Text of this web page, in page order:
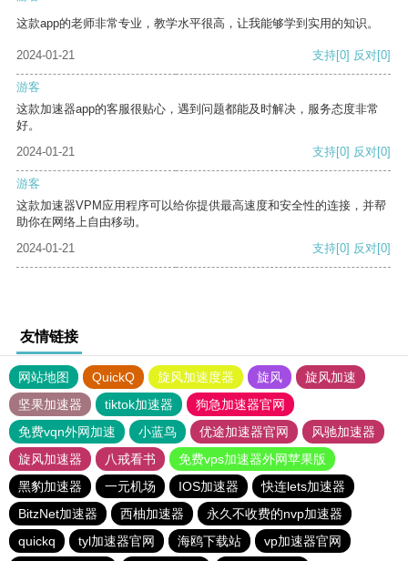
这款app的老师非常专业，教学水平很高，让我能够学到实用的知识。
2024-01-21 支持[0] 反对[0]
游客
这款加速器app的客服很贴心，遇到问题都能及时解决，服务态度非常
好。
2024-01-21
支持[0] 反对[0]
游客
这款加速器VPM应用程序可以给你提供最高速度和安全性的连接，并帮
助你在网络上自由移动。
2024-01-21
支持[0] 反对[0]
友情链接
网站地图 QuickQ 旋风加速度器 旋风
旋风加速
坚果加速器
tiktok加速器
狗急加速器官网
免费vqn外网加速
小蓝鸟 优途加速器官网
风驰加速器
旋风加速器
八戒看书
免费vps加速器外网苹果版
黑豹加速器
一元机场 IOS加速器
快连lets加速器
BitzNet加速器
西柚加速器
永久不收费的nvp加速器
quickq
tyl加速器官网 海鸥下载站 vp加速器官网